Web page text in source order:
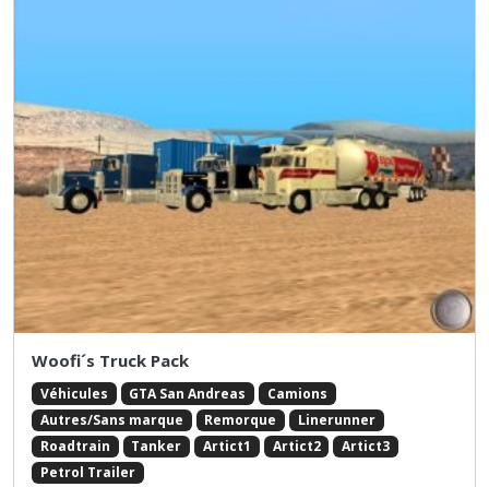
Woofi´s Truck Pack
Véhicules GTA San Andreas
Camions
Autres/Sans marque
Remorque
Linerunner
Roadtrain
Tanker Artict1 Artict2
Artict3
Petrol Trailer